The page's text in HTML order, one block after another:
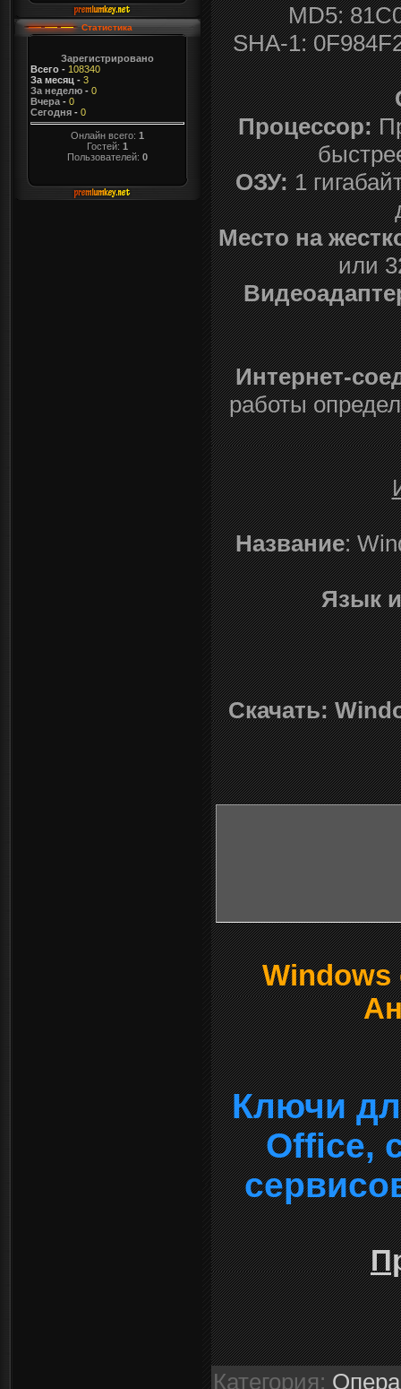
Статистика
Зарегистрировано
Всего- 108340
За месяц - 3
За неделю- 0
Вчера- 0
Сегодня- 0
Онлайн всего: 1
Гостей: 1
Пользователей: 0
MD5:
SHA-1:
Процессор:
ОЗУ:1
Место на
или
Интернет-
работы
Название:
Язык
Скачать:
Windows
Ключи
Office,
Категория: